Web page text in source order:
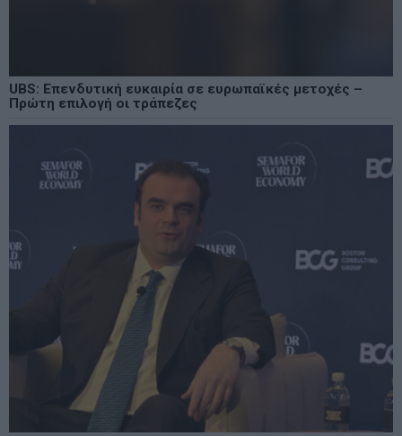
UBS: Επενδυτική ευκαιρία σε ευρωπαϊκές μετοχές –
Πρώτη επιλογή οι τράπεζες